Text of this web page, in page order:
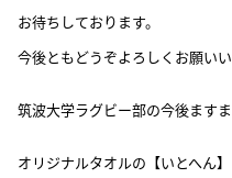
お待ちしております。
今後ともどうぞよろしくお願いい
筑波大学ラグビー部の今後ます
オリジナルタオルの【いとへん】